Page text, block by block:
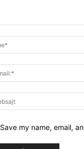
Save my name, email,